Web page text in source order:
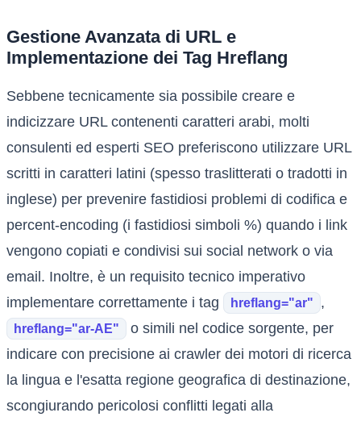
Gestione Avanzata di URL e
Implementazione dei Tag Hreflang
Sebbene tecnicamente sia possibile creare e
indicizzare URL contenenti caratteri arabi, molti
consulenti ed esperti SEO preferiscono utilizzare URL
scritti in caratteri latini (spesso traslitterati o tradotti in
inglese) per prevenire fastidiosi problemi di codifica e
percent-encoding (i fastidiosi simboli %) quando i link
vengono copiati e condivisi sui social network o via
email. Inoltre, è un requisito tecnico imperativo
implementare correttamente i tag
hreflang="ar" ,
hreflang="ar-AE"
o simili nel codice sorgente, per
indicare con precisione ai crawler dei motori di ricerca
la lingua e l'esatta regione geografica di destinazione,
scongiurando pericolosi conflitti legati alla